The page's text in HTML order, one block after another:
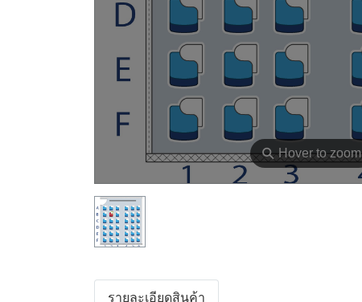
⚲Hover to zoom
รายละเอียดสินค้า